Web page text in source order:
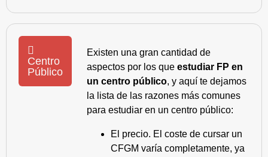
Centro
Público
Existen una gran cantidad de
aspectos por los que estudiar FP en
un centro público, y aquí te dejamos
la lista de las razones más comunes
para estudiar en un centro público:
El precio. El coste de cursar un
CFGM varía completamente, ya